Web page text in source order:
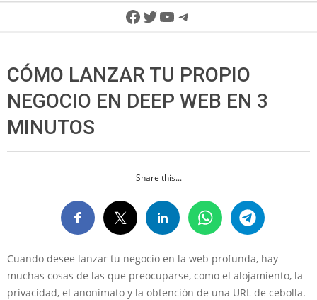
Facebook
Twitter
YouTube
Telegram
CÓMO LANZAR TU PROPIO
NEGOCIO EN DEEP WEB EN 3
MINUTOS
Share this...
Cuando desee lanzar tu negocio en la web profunda, hay
muchas cosas de las que preocuparse, como el alojamiento, la
privacidad, el anonimato y la obtención de una URL de cebolla.